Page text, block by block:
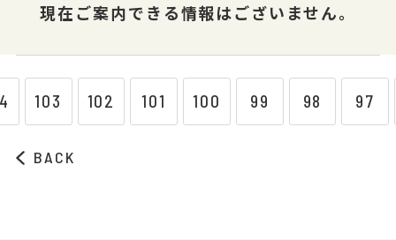
現在ご案内できる情報はございません。
BACK
103 102 101 100 99 98 97